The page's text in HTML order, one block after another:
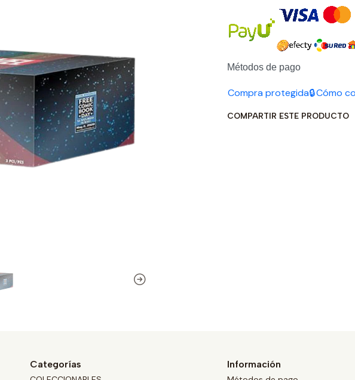
Métodos de pago
Compra protegida🔒Cómo
COMPARTIR ESTE PRODUCTO
Categorías Información